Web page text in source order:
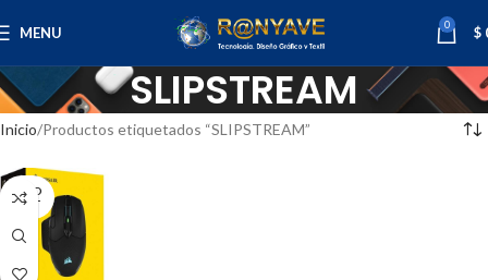
MENU 0 $
SLIPSTREAM
Inicio Productos etiquetados “SLIPSTREAM”
SOLD
OUT